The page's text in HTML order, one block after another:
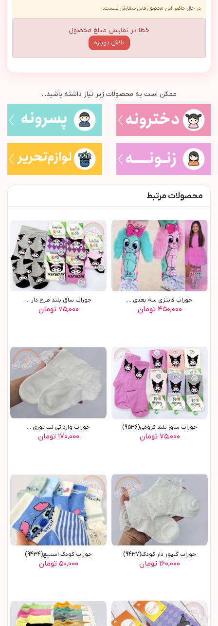
در حال حاضر این محصول قابل سفارش نیست.
خطا در نمایش مبلغ محصول
تلاش دوباره
ممکن است به محصولات زیر نیاز داشته باشید...
محصولات مرتبط
جوراب فانتزی سه بعدی ...
۴۵۰,۰۰۰ تومان
جوراب ساق بلند طرح دار ...
۷۵,۰۰۰ تومان
جوراب ساق بلند کرومي(9536)
۷۵,۰۰۰ تومان
جوراب وارداتي لب توري ...
۱۷۰,۰۰۰ تومان
جوراب گيپور دار کودک(9437)
۱۶۰,۰۰۰ تومان
جوراب کودک استيچ(9434)
۵۰,۰۰۰ تومان